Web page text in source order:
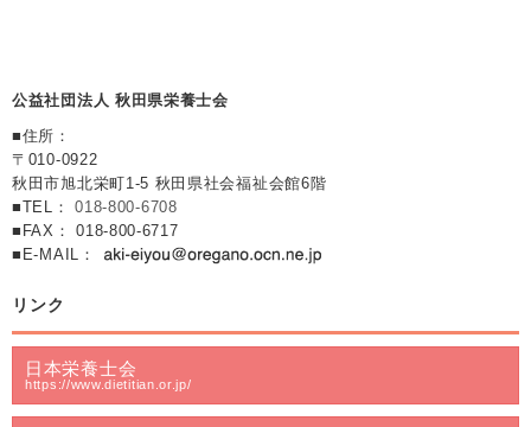
公益社団法人 秋田県栄養士会
■住所：
〒010-0922
秋田市旭北栄町1-5 秋田県社会福祉会館6階
■TEL：018-800-6708
■FAX： 018-800-6717
■E-MAIL：
リンク
日本栄養士会
https://www.dietitian.or.jp/